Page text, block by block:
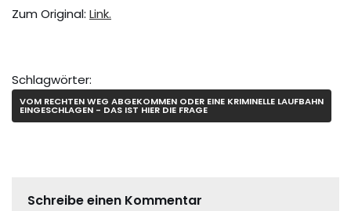
Zum Original: Link.
Schlagwörter:
VOM RECHTEN WEG ABGEKOMMEN ODER EINE KRIMINELLE LAUFBAHN
EINGESCHLAGEN - DAS IST HIER DIE FRAGE
Schreibe einen Kommentar